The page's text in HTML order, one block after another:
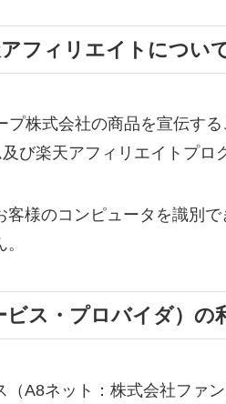
フィリエイトについ
株式会社の商品を宣伝す
び楽天アフィリエイトプロ
様のコンピュータを識別
ス・プロバイダ）の
A8ネット：株式会社ファン